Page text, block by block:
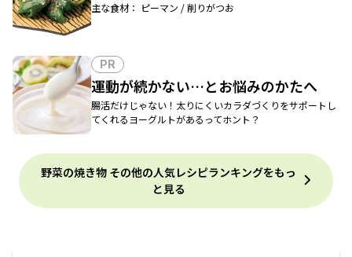
主な食材： ピーマン / 削りがつお
PR
運動が続かない…とお悩みのかたへ
腸活だけじゃない！太りにくいカラダづくりをサポートし
てくれるヨーグルトがあるってホント？
野菜の焼き物 その他の人気レシピランキングをもっ
と見る